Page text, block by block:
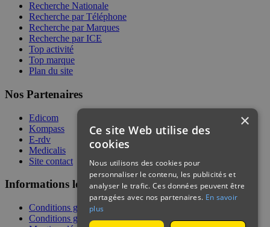
Recherche Nationale
Recherche par Téléphone
Recherche par Marques
Recherche par ICE
Top activité
Top marque
Plan du site
Nos Partenaires
Edicom
Kompass
E-rdv
Medicalis
Site contact
Informations légales
Conditions générales de services
Conditions générales de vente
×
Ce site Web utilise des
cookies
Nous utilisons des cookies pour
personnaliser le contenu, les publicités et
analyser le trafic. Ces données peuvent être
partagées avec nos partenaires. En savoir
plus